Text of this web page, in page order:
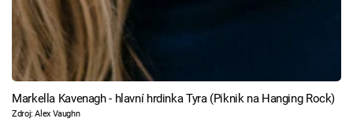
Markella Kavenagh - hlavní hrdinka Tyra (Piknik na Hanging Rock)
Zdroj: Alex Vaughn